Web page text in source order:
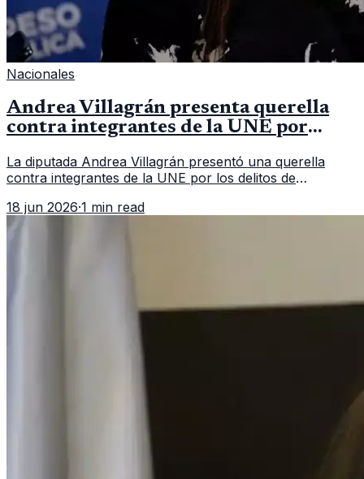
Nacionales
Andrea Villagrán presenta querella
contra integrantes de la UNE por
La diputada Andrea Villagrán presentó una querella
contra integrantes de la UNE por los delitos de
18 jun 2026·1 min read